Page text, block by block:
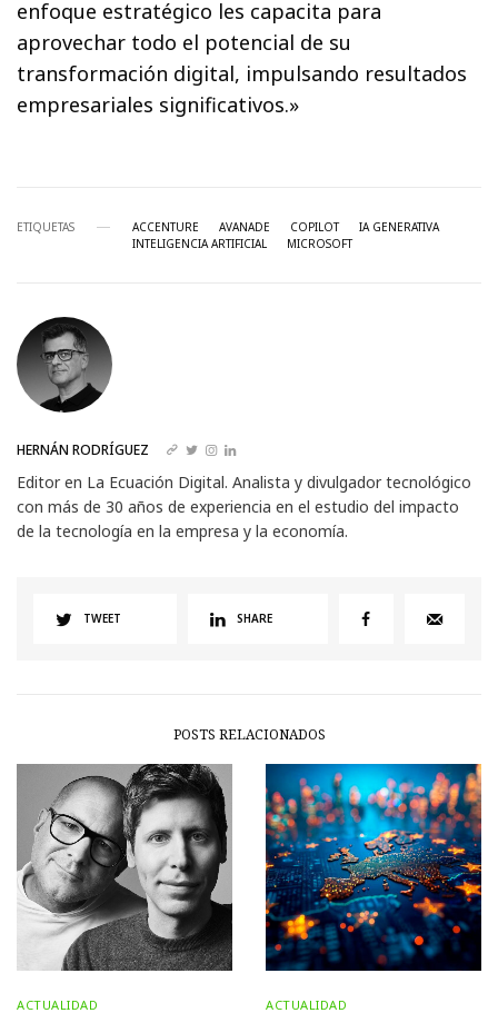
enfoque estratégico les capacita para
aprovechar todo el potencial de su
transformación digital, impulsando resultados
empresariales significativos.»
ETIQUETAS ACCENTURE AVANADE COPILOT
IA GENERATIVA
INTELIGENCIA ARTIFICIAL
MICROSOFT
HERNÁN RODRÍGUEZ
Editor en La Ecuación Digital. Analista y divulgador tecnológico
con más de 30 años de experiencia en el estudio del impacto
de la tecnología en la empresa y la economía.
TWEET SHARE
POSTS RELACIONADOS
ACTUALIDAD ACTUALIDAD